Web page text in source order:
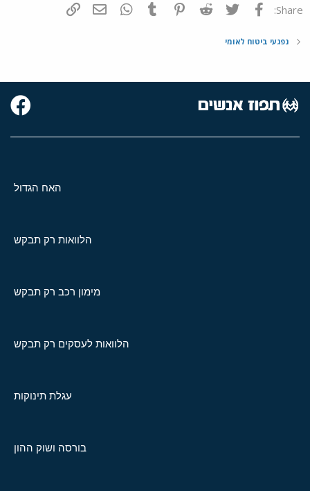
Share: פייסבוק Twitter
Reddit
Pinterest
Tumblr
WhatsAppדואר אלקטרוני
נפגעי ביטוח לאומי
האח הגדול
הלוואות רק תבקש
מימון רכב רק תבקש
הלוואות לעסקים רק תבקש
עגלת תינוקות
בורסה ושוק ההון